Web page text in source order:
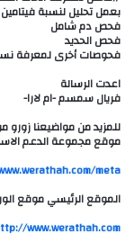
بعمل تحليل لنسبة فيتامين
فحص دم شامل
فحص الحديد
فحوصات أخرى لمعرفة
اعدت الرسالة
فريال سمسم -ام لارا-
للمزيد من مواضيعنا زورو
موقع مجموعة الدعم
meta
الموقع الرئيسي موقع